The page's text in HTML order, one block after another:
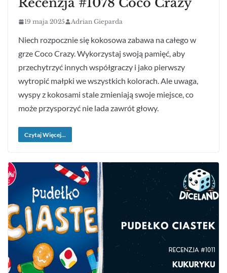
19 maja 2025 Adrian Gieparda
Niech rozpocznie się kokosowa zabawa na całego w
grze Coco Crazy. Wykorzystaj swoją pamięć, aby
przechytrzyć innych współgraczy i jako pierwszy
wytropić małpki we wszystkich kolorach. Ale uwaga,
wyspy z kokosami stale zmieniają swoje miejsce, co
może przysporzyć nie lada zawrót głowy.
Czytaj Więcej...